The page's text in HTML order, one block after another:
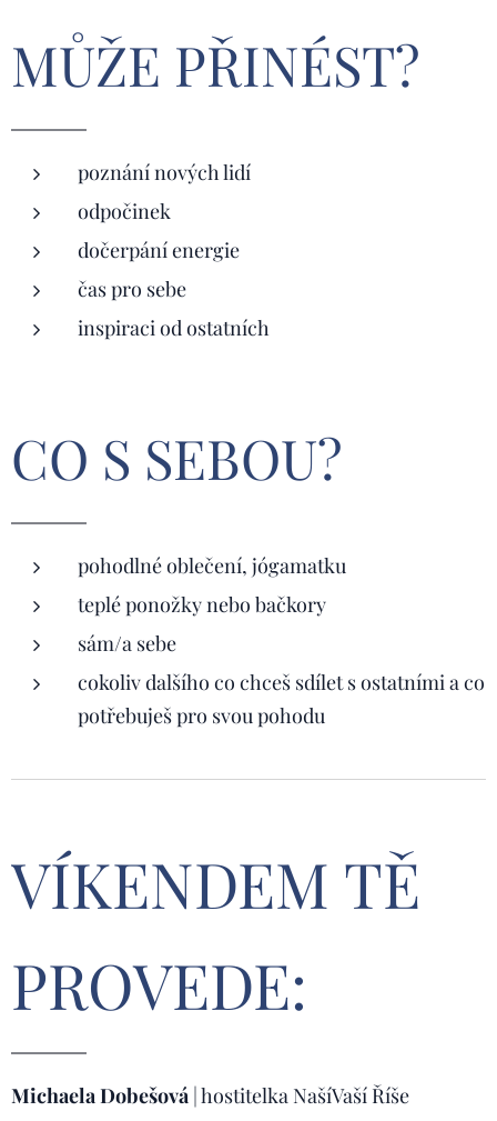
MŮŽE PŘINÉST?
poznání nových lidí
odpočinek
dočerpání energie
čas pro sebe
inspiraci od ostatních
CO S SEBOU?
pohodlné oblečení, jógamatku
teplé ponožky nebo bačkory
sám/a sebe
cokoliv dalšího co chceš sdílet s ostatními a co
potřebuješ pro svou pohodu
VÍKENDEM TĚ
PROVEDE:
Michaela Dobešová | hostitelka NašíVaší Říše